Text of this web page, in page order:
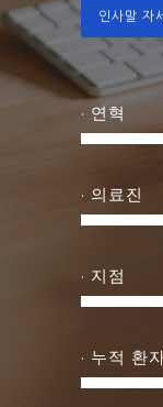
인사말 자
· 연혁
· 의료진
· 지점
· 누적 환